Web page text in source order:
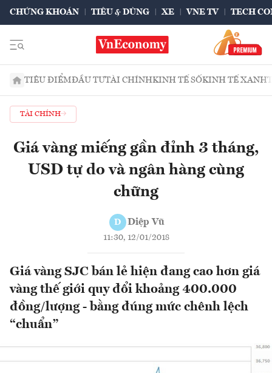
CHỨNG KHOÁN TIÊU & DÙNG XE VNE TV TECH
TIÊU ĐIỂMĐẦU TƯTÀI CHÍNHKINH TẾ SỐKINH TẾ XANH
TÀI CHÍNH
Giá vàng miếng gần đỉnh 3 tháng,
USD tự do và ngân hàng cùng
chững
D Diệp Vũ
11:30, 12/01/2018
Giá vàng SJC bán lẻ hiện đang cao hơn giá
vàng thế giới quy đổi khoảng 400.000
đồng/lượng - bằng đúng mức chênh lệch
“chuẩn”